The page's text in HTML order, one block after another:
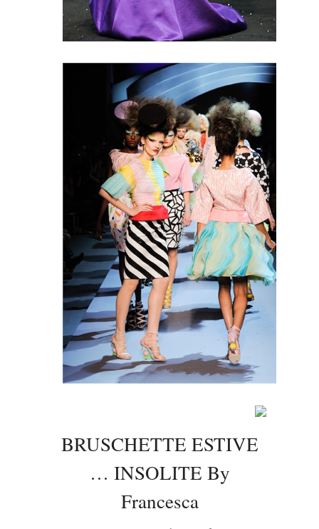
BRUSCHETTE ESTIVE
… INSOLITE By
Francesca